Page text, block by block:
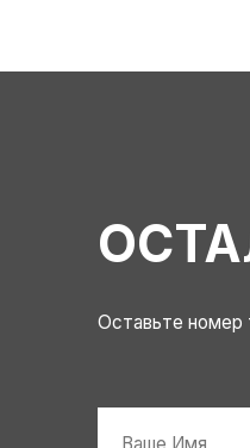
Оставьте номер